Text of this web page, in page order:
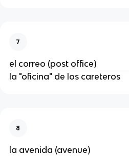
7
el correo (post office)
la "oficina" de los careteros
8
la avenida (avenue)